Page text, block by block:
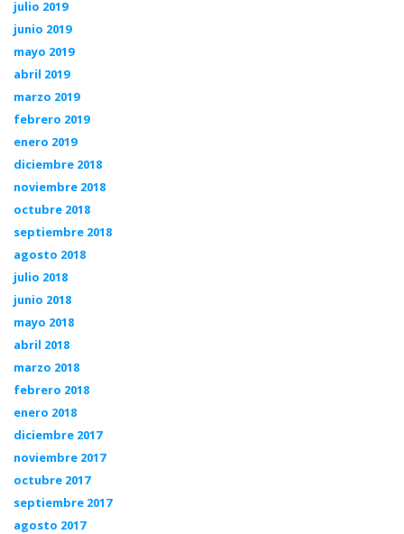
julio 2019
junio 2019
mayo 2019
abril 2019
marzo 2019
febrero 2019
enero 2019
diciembre 2018
noviembre 2018
octubre 2018
septiembre 2018
agosto 2018
julio 2018
junio 2018
mayo 2018
abril 2018
marzo 2018
febrero 2018
enero 2018
diciembre 2017
noviembre 2017
octubre 2017
septiembre 2017
agosto 2017